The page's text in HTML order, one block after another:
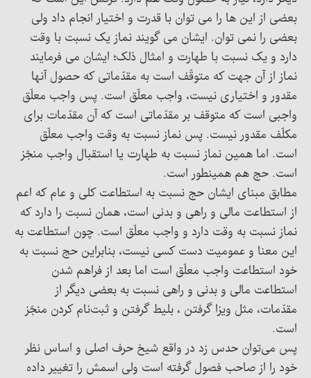
بعضی از این ها را می توان با قدرت و اختیار انجام داد ولی
بعضی را نمی توان. ایشان می گویند نماز یک نسبت با وقت
دارد و یک نسبت با طهارت و امثال ذلک؛ ایشان می فرمایند
نماز از آن جهت که متوقّف است به مقدّماتی که حصول آنها
مقدور و اختیاری نیست، واجب معلّق است. پس واجب معلّق
واجبی است که متوقف بر مقدّماتی است که آن مقدّمات برای
مکلّف مقدور نیست. پس نماز نسبت به وقت واجب معلّق
است. اما همین نماز نسبت به طهارت یا استقبال واجب منجّز
است. حج هم همینطور است.
مطابق مبنای ایشان حج نسبت به استطاعت کلی و عام که اعم
از استطاعت مالی و راهی و بدنی است، همان نسبت را دارد که
نماز نسبت به وقت دارد و واجب معلّق است. چون استطاعت به
این معنا و عمومیت دست کسی نیست، بنابراین حج نسبت به
خود استطاعت واجب معلّق است اما بعد از فراهم شدن
استطاعت مالی و بدنی و راهی نسبت به بعضی دیگر از
مقدّمات، مثل ویزا گرفتن ، بلیط گرفتن و ثبت‌نام کردن منجّز
است.
پس می‌توان حدس زد در واقع شیخ حرف اصلی و اساس نظر
خود را از صاحب فصول گرفته است ولی اسمش را تغییر داده